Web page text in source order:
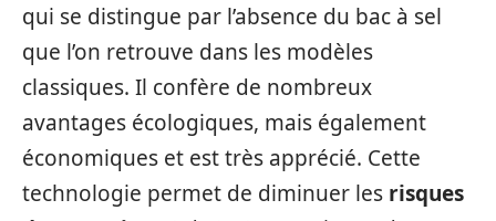
qui se distingue par l’absence du bac à sel
que l’on retrouve dans les modèles
classiques. Il confère de nombreux
avantages écologiques, mais également
économiques et est très apprécié. Cette
technologie permet de diminuer les risques